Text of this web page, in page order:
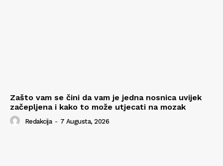
Zašto vam se čini da vam je jedna nosnica uvijek
začepljena i kako to može utjecati na mozak
Redakcija - 7 Augusta, 2026